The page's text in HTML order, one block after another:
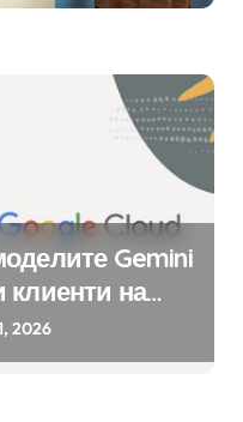
Gemini
клиенти на
2026